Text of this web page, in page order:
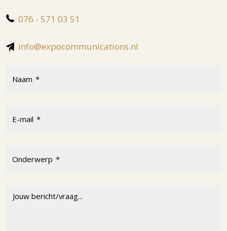
076 - 571 03 51
info@expocommunications.nl
Naam
E-mail
Onderwerp
Bericht